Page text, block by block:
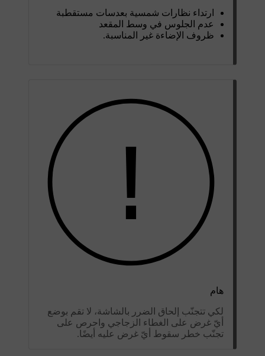
ارتداء نظارات شمسية بعدسات مستقطبة
عدم الجلوس في وسط المقعد
ظروف الإضاءة غير المناسبة.
هام
لكي تتجنّب إلحاق الضرر بالشاشة، لا تقم بوضع
أيّ غرض على الغطاء الزجاجي واحرص على
تجنّب خطر سقوط أيّ غرض عليه أيضًا.